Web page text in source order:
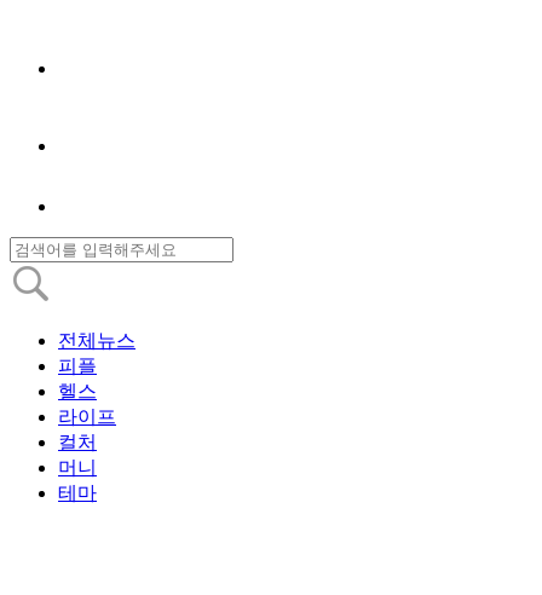
전체뉴스
피플
헬스
라이프
컬처
머니
테마